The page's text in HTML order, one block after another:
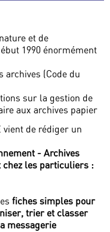
et de
1990 énormément
archives (Code du
sur la gestion de
aux archives papier
vient de rédiger un
- Archives
chez les particuliers :
fiches simples pour
trier et classer
messagerie